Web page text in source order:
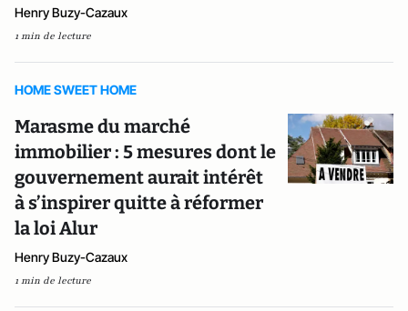
Henry Buzy-Cazaux
1 min de lecture
HOME SWEET HOME
Marasme du marché
immobilier : 5 mesures dont le
gouvernement aurait intérêt
à s’inspirer quitte à réformer
la loi Alur
Henry Buzy-Cazaux
1 min de lecture